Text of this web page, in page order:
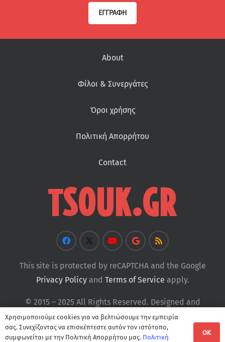
ΕΓΓΡΑΦΉ
About
Φίλοι & Συνεργάτες
Όροι χρήσης
Πολιτική Απορρήτου
Contact
This site is protected by reCAPTCHA and the Google
Privacy Policyand Terms of Service apply.
© 2015 – 2025 All Rights Reserved. Designed and
Developed byTsouk
Χρησιμοποιούμε cookies για να βελτιώσουμε την εμπειρία
σας. Συνεχίζοντας να επισκέπτεστε αυτόν τον ιστότοπο,
συμφωνείται με την Πολιτική Απορρήτου μας. Πολιτική
OK